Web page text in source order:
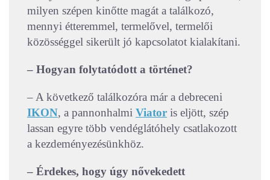
milyen szépen kinőtte magát a találkozó,
mennyi étteremmel, termelővel, termelői
közösséggel sikerült jó kapcsolatot kialakítani.
– Hogyan folytatódott a történet?
– A következő találkozóra már a debreceni
IKON, a pannonhalmi Viator is eljött, szép
lassan egyre több vendéglátóhely csatlakozott
a kezdeményezésünkhöz.
– Érdekes, hogy úgy nővekedett